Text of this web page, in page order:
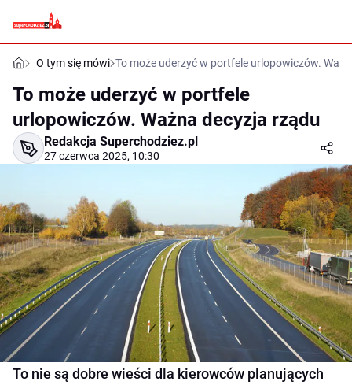
O tym się mówi To może uderzyć w portfele urlopowiczów.
To może uderzyć w portfele
urlopowiczów. Ważna decyzja rządu
Redakcja Superchodziez.pl
27 czerwca 2025, 10:30
To nie są dobre wieści dla kierowców planujących